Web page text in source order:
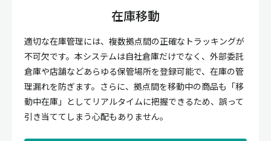
在庫移動
適切な在庫管理には、複数拠点間の正確なトラッキングが
不可欠です。本システムは自社倉庫だけでなく、外部委託
倉庫や店舗などあらゆる保管場所を登録可能で、在庫の管
理漏れを防ぎます。さらに、拠点間を移動中の商品も「移
動中在庫」としてリアルタイムに把握できるため、誤って
引き当ててしまう心配もありません。